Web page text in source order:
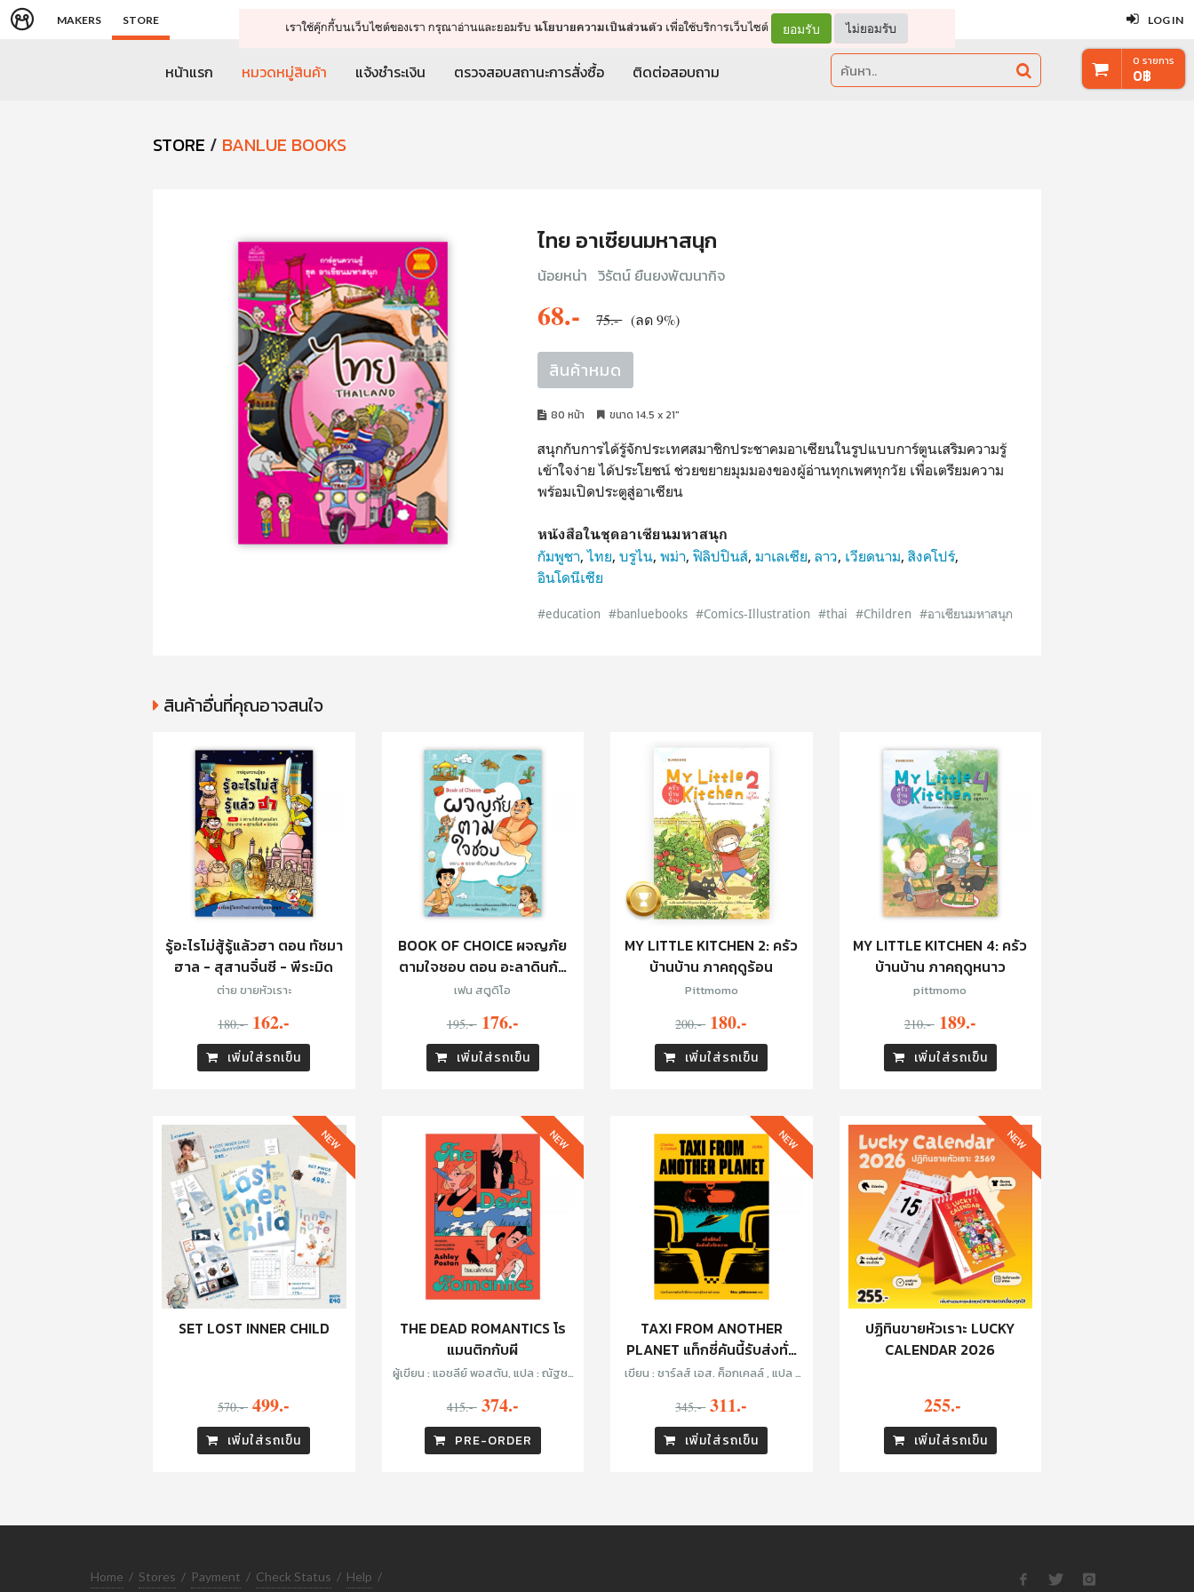
ปิด
จัดการรถเข็น ดำเนินการต่อ
MAKERS STORE LOG IN
เราใช้คุ๊กกี้บนเว็บไซต์ของเรา กรุณาอ่านและยอมรับนโยบายความเป็นส่วนตัว เพื่อใช้บริการเว็บไซต์ ยอมรับ ไม่ยอมรับ
หน้าแรก หมวดหมู่สินค้า แจ้งชำระเงิน ตรวจสอบสถานะการสั่งซื้อ ติดต่อสอบถาม
0 รายการ
0฿
STORE / BANLUE BOOKS
ไทย อาเซียนมหาสนุก
น้อยหน่า วิรัตน์ ยืนยงพัฒนากิจ
68.- 75.- (ลด 9%)
สินค้าหมด
80 หน้า ขนาด 14.5 x 21"
สนุกกับการได้รู้จักประเทศสมาชิกประชาคมอาเซียนในรูปแบบการ์ตูนเสริมความรู้
เข้าใจง่าย ได้ประโยชน์ ช่วยขยายมุมมองของผู้อ่านทุกเพศทุกวัย เพื่อเตรียมความ
พร้อมเปิดประตูสู่อาเซียน
หนังสือในชุดอาเซียนมหาสนุก
กัมพูชา,ไทย,บรูไน,พม่า,ฟิลิปปินส์,มาเลเซีย,ลาว, เวียดนาม,สิงคโปร์,
อินโดนีเซีย
#education #banluebooks #Comics-Illustration #thai #Children #อาเซียนมหาสนุก
สินค้าอื่นที่คุณอาจสนใจ
รู้อะไรไม่สู้รู้แล้วฮา ตอน ทัชมา
ฮาล - สุสานจิ๋นซี - พีระมิด
ต่าย ขายหัวเราะ
180.- 162.-
เพิ่มใส่รถเข็น
BOOK OF CHOICE ผจญภัย
ตามใจชอบ ตอน อะลาดินกับ
ตะเกียงวิเศษ
เฟน สตูดิโอ
195.- 176.-
เพิ่มใส่รถเข็น
MY LITTLE KITCHEN 2: ครัว
บ้านบ้าน ภาคฤดูร้อน
Pittmomo
200.- 180.-
เพิ่มใส่รถเข็น
MY LITTLE KITCHEN 4: ครัว
บ้านบ้าน ภาคฤดูหนาว
pittmomo
210.- 189.-
เพิ่มใส่รถเข็น
SET LOST INNER CHILD
570.- 499.-
เพิ่มใส่รถเข็น
NEW
THE DEAD ROMANTICS โร
แมนติกกับผี
ผู้เขียน : แอชลีย์ พอสตัน, แปล : ณัฐชา
415.- 374.-
PRE-ORDER
NEW
TAXI FROM ANOTHER
PLANET แท็กซี่คันนี้รับส่งทั่ว
จักรวาล
เขียน : ชาร์ลส์ เอส. ค็อกเคลล์ , แปล :
345.- 311.-
เพิ่มใส่รถเข็น
NEW
ปฏิทินขายหัวเราะ LUCKY
CALENDAR 2026
255.-
เพิ่มใส่รถเข็น
NEW
Home / Stores / Payment / Check Status / Help /